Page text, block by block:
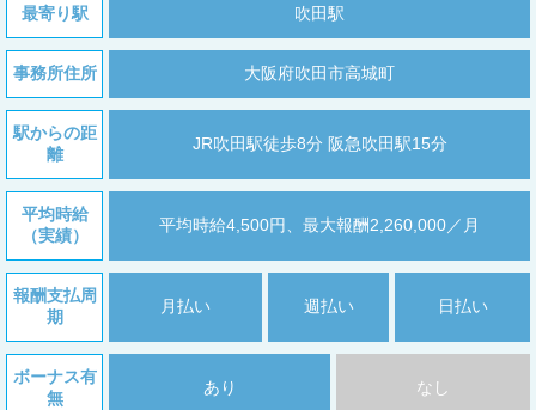
最寄り駅 吹田駅
事務所住所 大阪府吹田市高城町
駅からの距
離
JR吹田駅徒歩8分 阪急吹田駅15分
平均時給
（実績）
平均時給4,500円、最大報酬2,260,000／月
報酬支払周
期
月払い 週払い 日払い
ボーナス有
無
あり なし